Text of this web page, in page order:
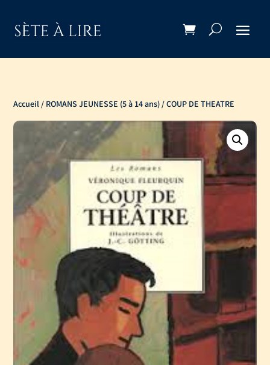
Accueil / ROMANS JEUNESSE (5 à 14 ans) / COUP DE THEATRE